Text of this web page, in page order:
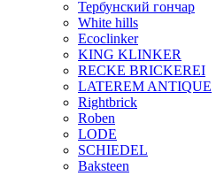
Тербунский гончар
White hills
Ecoclinker
KING KLINKER
RECKE BRICKEREI
LATEREM ANTIQUE
Rightbrick
Roben
LODE
SCHIEDEL
Baksteen